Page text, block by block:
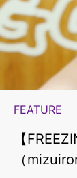
FEATURE
【
（